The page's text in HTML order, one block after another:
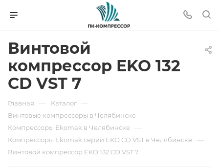
Винтовой
компрессор EKO 132
CD VST 7
Главная — Каталог —
Винтовые компрессоры в Челябинске —
Компрессоры Ekomak в Челябинске —
Компрессоры Ekomak серии EKO CD VST в Челябинске —
Винтовой компрессор EKO 132 CD VST 7